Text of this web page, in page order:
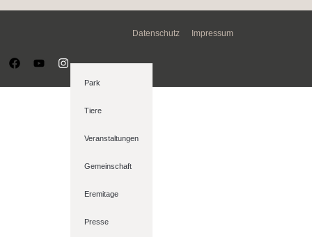
Park
Tiere
Veranstaltungen
Gemeinschaft
Eremitage
Presse
Datenschutz Impressum